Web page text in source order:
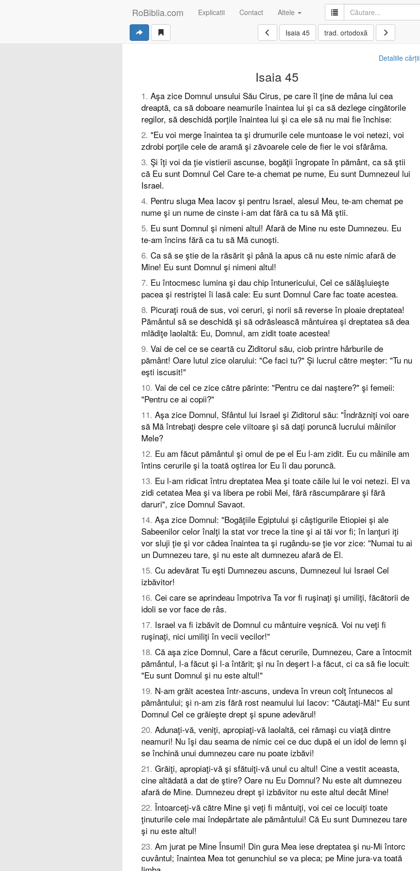
RoBiblia.com Explicatii Contact Altele
Isaia 45 trad. ortodoxă
Detaliile cărții
Isaia 45
1. Aşa zice Domnul unsului Său Cirus, pe care îl ţine de mâna lui cea
dreaptă, ca să doboare neamurile înaintea lui şi ca să dezlege cingătorile
regilor, să deschidă porţile înaintea lui şi ca ele să nu mai fie închise:
2. "Eu voi merge înaintea ta şi drumurile cele muntoase le voi netezi, voi
zdrobi porţile cele de aramă şi zăvoarele cele de fier le voi sfărâma.
3. Şi îţi voi da ţie vistierii ascunse, bogăţii îngropate în pământ, ca să ştii
că Eu sunt Domnul Cel Care te-a chemat pe nume, Eu sunt Dumnezeul lui
Israel.
4. Pentru sluga Mea Iacov şi pentru Israel, alesul Meu, te-am chemat pe
nume şi un nume de cinste i-am dat fără ca tu să Mă ştii.
5. Eu sunt Domnul şi nimeni altul! Afară de Mine nu este Dumnezeu. Eu
te-am încins fără ca tu să Mă cunoşti.
6. Ca să se ştie de la răsărit şi până la apus că nu este nimic afară de
Mine! Eu sunt Domnul şi nimeni altul!
7. Eu întocmesc lumina şi dau chip întunericului, Cel ce sălăşluieşte
pacea şi restriştei îi lasă cale: Eu sunt Domnul Care fac toate acestea.
8. Picuraţi rouă de sus, voi ceruri, şi norii să reverse în ploaie dreptatea!
Pământul să se deschidă şi să odrăslească mântuirea şi dreptatea să dea
mlădiţe laolaltă: Eu, Domnul, am zidit toate acestea!
9. Vai de cel ce se ceartă cu Ziditorul său, ciob printre hârburile de
pământ! Oare lutul zice olarului: "Ce faci tu?" Şi lucrul către meşter: "Tu nu
eşti iscusit!"
10. Vai de cel ce zice către părinte: "Pentru ce dai naştere?" şi femeii:
"Pentru ce ai copii?"
11. Aşa zice Domnul, Sfântul lui Israel şi Ziditorul său: "Îndrăzniţi voi oare
să Mă întrebaţi despre cele viitoare şi să daţi poruncă lucrului mâinilor
Mele?
12. Eu am făcut pământul şi omul de pe el Eu l-am zidit. Eu cu mâinile am
întins cerurile şi la toată oştirea lor Eu îi dau poruncă.
13. Eu l-am ridicat întru dreptatea Mea şi toate căile lui le voi netezi. El va
zidi cetatea Mea şi va libera pe robii Mei, fără răscumpărare şi fără
daruri", zice Domnul Savaot.
14. Aşa zice Domnul: "Bogăţiile Egiptului şi câştigurile Etiopiei şi ale
Sabeenilor celor înalţi la stat vor trece la tine şi ai tăi vor fi; în lanţuri iţi
vor sluji ţie şi vor cădea înaintea ta şi rugându-se ţie vor zice: "Numai tu ai
un Dumnezeu tare, şi nu este alt dumnezeu afară de El.
15. Cu adevărat Tu eşti Dumnezeu ascuns, Dumnezeul lui Israel Cel
izbăvitor!
16. Cei care se aprindeau împotriva Ta vor fi ruşinaţi şi umiliţi, făcătorii de
idoli se vor face de râs.
17. Israel va fi izbăvit de Domnul cu mântuire veşnică. Voi nu veţi fi
ruşinaţi, nici umiliţi în vecii vecilor!"
18. Că aşa zice Domnul, Care a făcut cerurile, Dumnezeu, Care a întocmit
pământul, l-a făcut şi l-a întărit; şi nu în deşert l-a făcut, ci ca să fie locuit:
"Eu sunt Domnul şi nu este altul!"
19. N-am grăit acestea într-ascuns, undeva în vreun colţ întunecos al
pământului; şi n-am zis fără rost neamului lui Iacov: "Căutaţi-Mă!" Eu sunt
Domnul Cel ce grăieşte drept şi spune adevărul!
20. Adunaţi-vă, veniţi, apropiaţi-vă laolaltă, cei rămaşi cu viaţă dintre
neamuri! Nu îşi dau seama de nimic cei ce duc după ei un idol de lemn şi
se închină unui dumnezeu care nu poate izbăvi!
21. Grăiţi, apropiaţi-vă şi sfătuiţi-vă unul cu altul! Cine a vestit aceasta,
cine altădată a dat de ştire? Oare nu Eu Domnul? Nu este alt dumnezeu
afară de Mine. Dumnezeu drept şi izbăvitor nu este altul decât Mine!
22. Întoarceţi-vă către Mine şi veţi fi mântuiţi, voi cei ce locuiţi toate
ţinuturile cele mai îndepărtate ale pământului! Că Eu sunt Dumnezeu tare
şi nu este altul!
23. Am jurat pe Mine Însumi! Din gura Mea iese dreptatea şi nu-Mi întorc
cuvântul; înaintea Mea tot genunchiul se va pleca; pe Mine jura-va toată